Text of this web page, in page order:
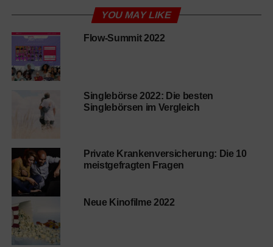
YOU MAY LIKE
Flow-Summit 2022
Singlebörse 2022: Die besten
Singlebörsen im Vergleich
Private Krankenversicherung: Die 10
meistgefragten Fragen
Neue Kinofilme 2022